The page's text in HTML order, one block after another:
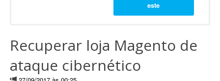
este
Recuperar loja Magento de
ataque cibernético